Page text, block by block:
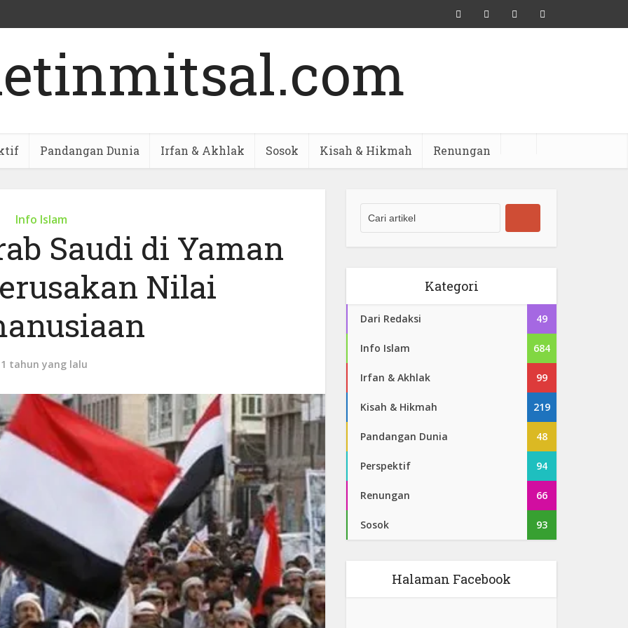
Pandangan Dunia Irfan & Akhlak Sosok Kisah & Hikmah Renungan
Info Islam
Saudi di Yaman
Nilai
tahun yang lalu
Kategori
Dari Redaksi 49
Info Islam 684
Irfan & Akhlak 99
Kisah & Hikmah 219
Pandangan Dunia 48
Perspektif 94
Renungan 66
Sosok 93
Halaman Facebook